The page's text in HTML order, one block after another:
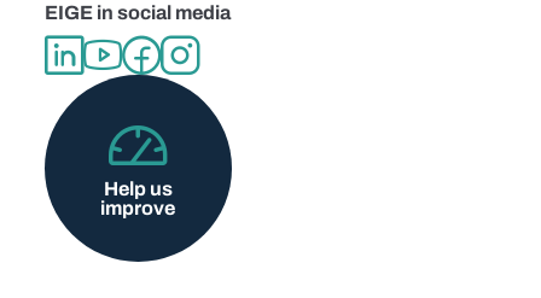
EIGE in social media
Help us
improve